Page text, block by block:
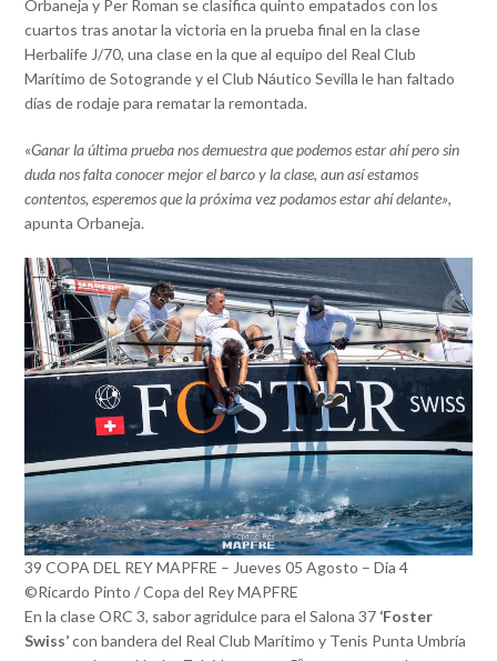
Orbaneja y Per Roman se clasifica quinto empatados con los
cuartos tras anotar la victoria en la prueba final en la clase
Herbalife J/70, una clase en la que al equipo del Real Club
Marítimo de Sotogrande y el Club Náutico Sevilla le han faltado
días de rodaje para rematar la remontada.
«Ganar la última prueba nos demuestra que podemos estar ahí pero sin
duda nos falta conocer mejor el barco y la clase, aun así estamos
contentos, esperemos que la próxima vez podamos estar ahí delante»,
apunta Orbaneja.
39 COPA DEL REY MAPFRE – Jueves 05 Agosto – Dia 4
©Ricardo Pinto / Copa del Rey MAPFRE
En la clase ORC 3, sabor agridulce para el Salona 37 ‘Foster
Swiss’con bandera del Real Club Marítimo y Tenis Punta Umbría